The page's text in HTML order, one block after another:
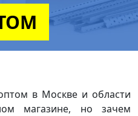
в Москве и области
магазине, но зачем